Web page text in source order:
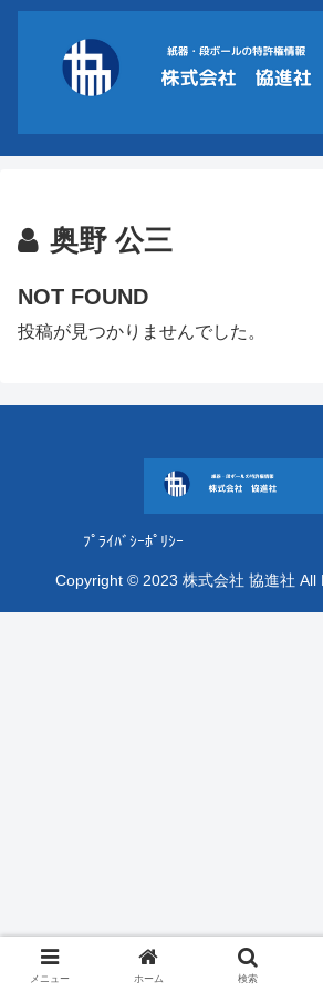
奥野 公三
NOT FOUND
投稿が見つかりませんでした。
ﾌﾟﾗｲﾊﾞｼｰﾎﾟﾘｼｰ
Copyright © 2023 株式会社 協進社 All
メニュー ホーム 検索